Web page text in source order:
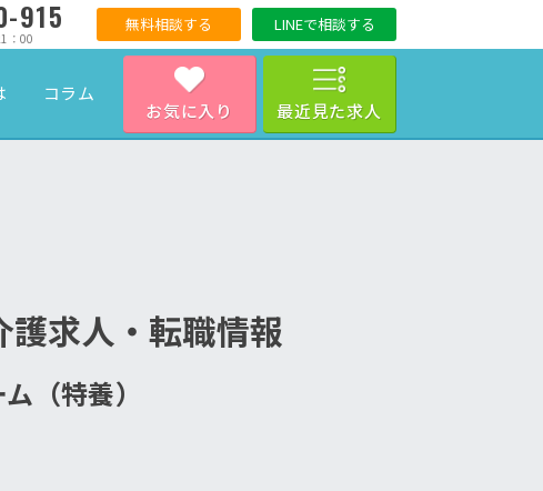
お気に入り 最近見た求人
915
：00
無料相談する LINEで相談する
コラム
求人・転職情報
（特養）